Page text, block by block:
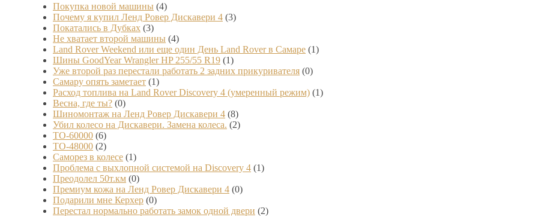
Покупка новой машины (4)
Почему я купил Ленд Ровер Дискавери 4 (3)
Покатались в Дубках (3)
Не хватает второй машины (4)
Land Rover Weekend или еще один День Land Rover в Самаре (1)
Шины GoodYear Wrangler HP 255/55 R19 (1)
Уже второй раз перестали работать 2 задних прикуривателя (0)
Самару опять заметает (1)
Расход топлива на Land Rover Discovery 4 (умеренный режим) (1)
Весна, где ты? (0)
Шиномонтаж на Ленд Ровер Дискавери 4 (8)
Убил колесо на Дискавери. Замена колеса. (2)
ТО-60000 (6)
ТО-48000 (2)
Саморез в колесе (1)
Проблема с выхлопной системой на Discovery 4 (1)
Преодолел 50т.км (0)
Премиум кожа на Ленд Ровер Дискавери 4 (0)
Подарили мне Керхер (0)
Перестал нормально работать замок одной двери (2)